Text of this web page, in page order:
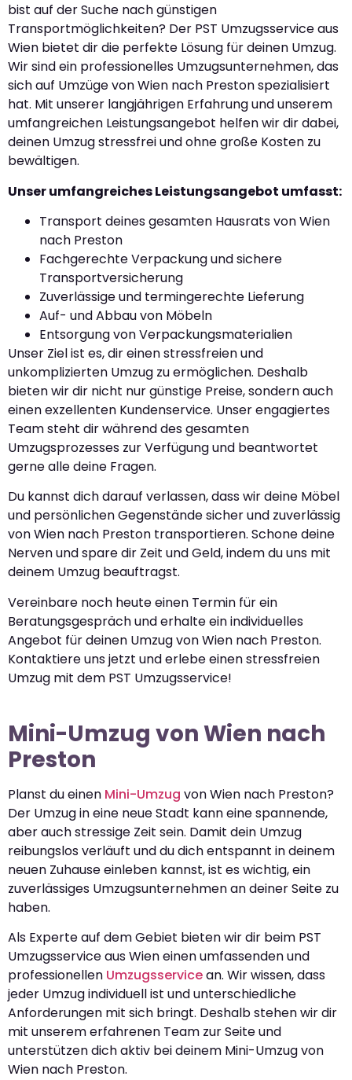
bist auf der Suche nach günstigen
Transportmöglichkeiten? Der PST Umzugsservice aus
Wien bietet dir die perfekte Lösung für deinen Umzug.
Wir sind ein professionelles Umzugsunternehmen, das
sich auf Umzüge von Wien nach Preston spezialisiert
hat. Mit unserer langjährigen Erfahrung und unserem
umfangreichen Leistungsangebot helfen wir dir dabei,
deinen Umzug stressfrei und ohne große Kosten zu
bewältigen.
Unser umfangreiches Leistungsangebot umfasst:
Transport deines gesamten Hausrats von Wien
nach Preston
Fachgerechte Verpackung und sichere
Transportversicherung
Zuverlässige und termingerechte Lieferung
Auf- und Abbau von Möbeln
Entsorgung von Verpackungsmaterialien
Unser Ziel ist es, dir einen stressfreien und
unkomplizierten Umzug zu ermöglichen. Deshalb
bieten wir dir nicht nur günstige Preise, sondern auch
einen exzellenten Kundenservice. Unser engagiertes
Team steht dir während des gesamten
Umzugsprozesses zur Verfügung und beantwortet
gerne alle deine Fragen.
Du kannst dich darauf verlassen, dass wir deine Möbel
und persönlichen Gegenstände sicher und zuverlässig
von Wien nach Preston transportieren. Schone deine
Nerven und spare dir Zeit und Geld, indem du uns mit
deinem Umzug beauftragst.
Vereinbare noch heute einen Termin für ein
Beratungsgespräch und erhalte ein individuelles
Angebot für deinen Umzug von Wien nach Preston.
Kontaktiere uns jetzt und erlebe einen stressfreien
Umzug mit dem PST Umzugsservice!
Mini-Umzug von Wien nach
Preston
Planst du einen Mini-Umzug von Wien nach Preston?
Der Umzug in eine neue Stadt kann eine spannende,
aber auch stressige Zeit sein. Damit dein Umzug
reibungslos verläuft und du dich entspannt in deinem
neuen Zuhause einleben kannst, ist es wichtig, ein
zuverlässiges Umzugsunternehmen an deiner Seite zu
haben.
Als Experte auf dem Gebiet bieten wir dir beim PST
Umzugsservice aus Wien einen umfassenden und
professionellen Umzugsservicean. Wir wissen, dass
jeder Umzug individuell ist und unterschiedliche
Anforderungen mit sich bringt. Deshalb stehen wir dir
mit unserem erfahrenen Team zur Seite und
unterstützen dich aktiv bei deinem Mini-Umzug von
Wien nach Preston.